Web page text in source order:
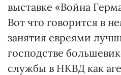
выставке «Война
Вот что говорится в
занятия евреями
господстве
службы в НКВД как